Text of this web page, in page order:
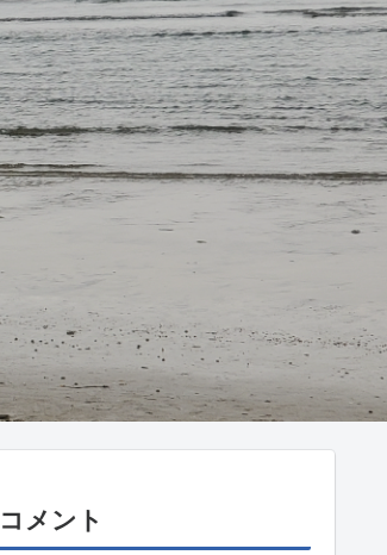
メント